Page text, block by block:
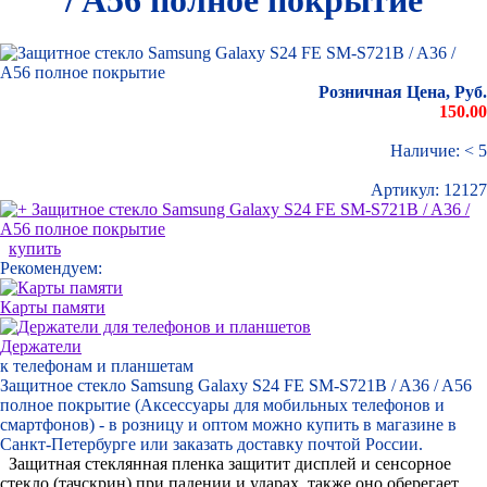
Розничная Цена, Руб.
150.00
Наличие: < 5
Артикул: 12127
купить
Рекомендуем:
Карты памяти
Держатели
к телефонам и планшетам
Защитное стекло Samsung Galaxy S24 FE SM-S721B / A36 / A56
полное покрытие (Аксессуары для мобильных телефонов и
смартфонов) - в розницу и оптом можно купить в магазине в
Санкт-Петербурге или заказать доставку почтой России.
Защитная стеклянная пленка защитит дисплей и сенсорное